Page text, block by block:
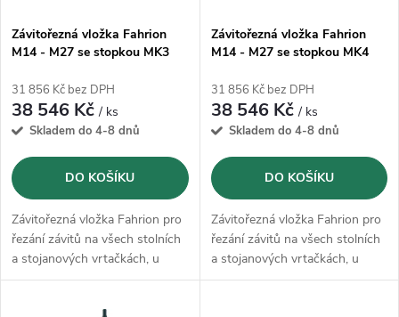
p
r
o
d
u
k
s
p
r
o
d
u
k
Závitořezná vložka Fahrion
M14 - M27 se stopkou MK3
31 856 Kč bez DPH
38 546 Kč/ ks
Skladem do 4-8 dnů
DO KOŠÍKU
Závitořezná vložka Fahrion pro
řezání závitů na všech stolních
a stojanových vrtačkách, u
nichž se pracuje s ručním
Závitořezná vložka Fahrion
M14 - M27 se stopkou MK4
31 856 Kč bez DPH
38 546 Kč/ ks
Skladem do 4-8 dnů
DO KOŠÍKU
Závitořezná vložka Fahrion pro
řezání závitů na všech stolních
a stojanových vrtačkách, u
nichž se pracuje s ručním